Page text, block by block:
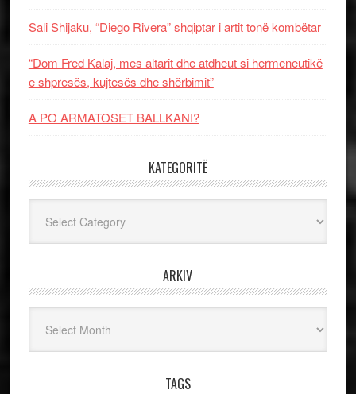
Sali Shijaku, “Diego Rivera” shqiptar i artit tonë kombëtar
“Dom Fred Kalaj, mes altarit dhe atdheut si hermeneutikë
e shpresës, kujtesës dhe shërbimit”
A PO ARMATOSET BALLKANI?
KATEGORITË
ARKIV
TAGS